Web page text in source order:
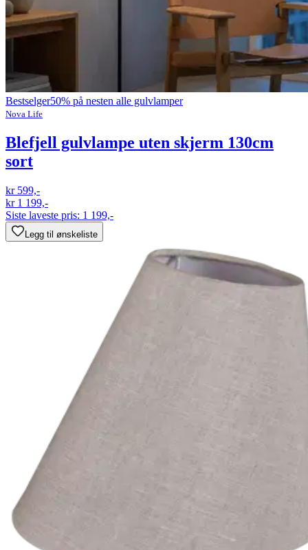
Bestselger50% på nesten alle gulvlamper
Nova Life
Blefjell gulvlampe uten skjerm 130cm
sort
kr 599,-
kr 1 199,-
Siste laveste pris: 1 199,-
Legg til ønskeliste